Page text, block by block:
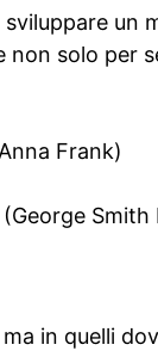
un
non solo per
Frank)
Smith
in quelli